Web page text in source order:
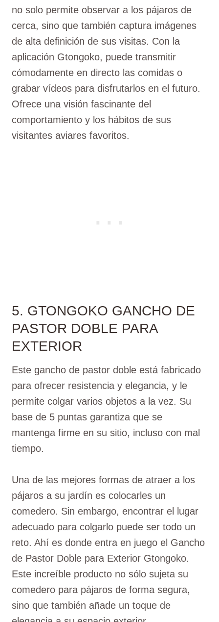
no solo permite observar a los pájaros de
cerca, sino que también captura imágenes
de alta definición de sus visitas. Con la
aplicación Gtongoko, puede transmitir
cómodamente en directo las comidas o
grabar vídeos para disfrutarlos en el futuro.
Ofrece una visión fascinante del
comportamiento y los hábitos de sus
visitantes aviares favoritos.
5. GTONGOKO GANCHO DE
PASTOR DOBLE PARA
EXTERIOR
Este gancho de pastor doble está fabricado
para ofrecer resistencia y elegancia, y le
permite colgar varios objetos a la vez. Su
base de 5 puntas garantiza que se
mantenga firme en su sitio, incluso con mal
tiempo.
Una de las mejores formas de atraer a los
pájaros a su jardín es colocarles un
comedero. Sin embargo, encontrar el lugar
adecuado para colgarlo puede ser todo un
reto. Ahí es donde entra en juego el Gancho
de Pastor Doble para Exterior Gtongoko.
Este increíble producto no sólo sujeta su
comedero para pájaros de forma segura,
sino que también añade un toque de